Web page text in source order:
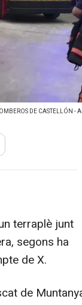
DE CASTELLÓN -
terraplè junt
segons ha
de X.
de